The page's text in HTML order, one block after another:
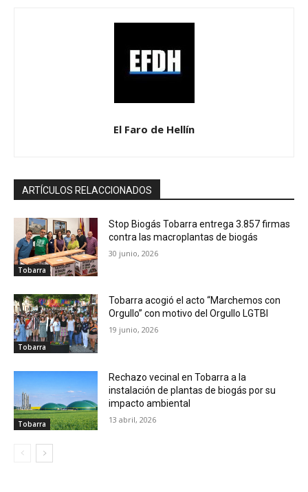
El Faro de Hellín
ARTÍCULOS RELACCIONADOS
Tobarra
Stop Biogás Tobarra entrega 3.857 firmas
contra las macroplantas de biogás
30 junio, 2026
Tobarra
Tobarra acogió el acto “Marchemos con
Orgullo” con motivo del Orgullo LGTBI
19 junio, 2026
Tobarra
Rechazo vecinal en Tobarra a la
instalación de plantas de biogás por su
impacto ambiental
13 abril, 2026